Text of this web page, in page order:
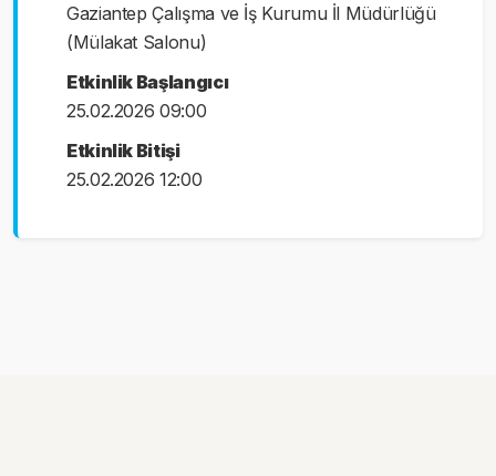
Gaziantep Çalışma ve İş Kurumu İl Müdürlüğü
(Mülakat Salonu)
Etkinlik Başlangıcı
25.02.2026 09:00
Etkinlik Bitişi
25.02.2026 12:00